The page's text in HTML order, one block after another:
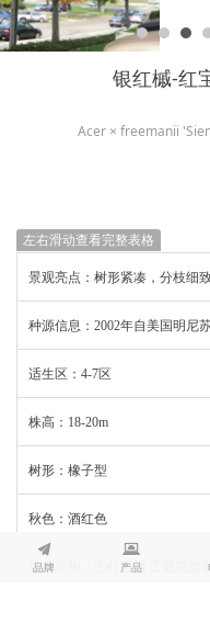
联系我们
银红槭-红
Acer × freemanii
左右滑动查看完整表格
景观亮点：树形紧凑，分枝细
种源信息：2002年自美国明尼
适生区：4-7区
株高：18-20m
树形：橡子型
秋色：酒红色
景观应用 ：①行道树 ②庭院遮
끔
品牌
뀵
产品